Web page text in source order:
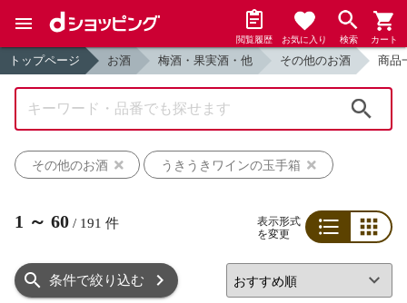
閲覧履歴 お気に入り 検索 カート
トップページ お酒 梅酒・果実酒・他 その他のお酒 商品
その他のお酒
うきうきワインの玉手箱
1 ～ 60 / 191 件
表示形式
を変更
条件で絞り込む